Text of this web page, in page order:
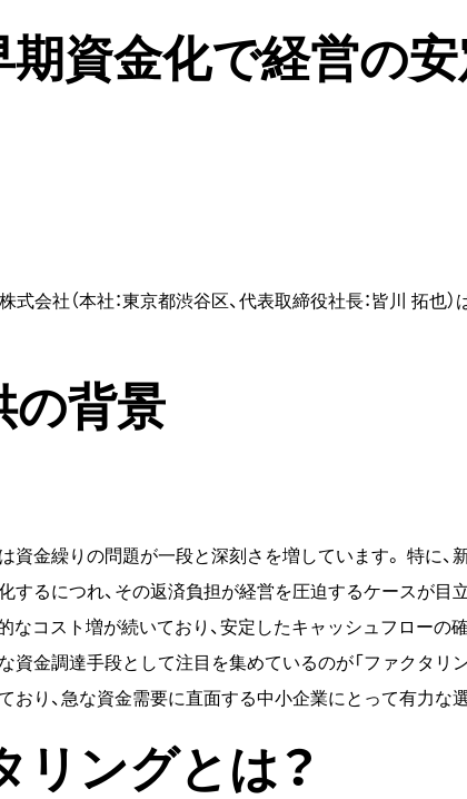
資金化で経営の
社（本社：東京都渋谷区、代表取締役社長：皆川 拓也）
の背景
金繰りの問題が一段と深刻さを増しています。 特に、
化するにつれ、その返済負担が経営を圧迫するケースが
なコスト増が続いており、安定したキャッシュフローの
資金調達手段として注目を集めているのが「ファクタリ
おり、急な資金需要に直面する中小企業にとって有力な
リングとは？